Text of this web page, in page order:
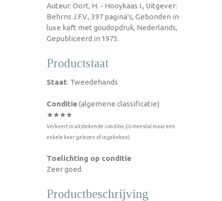
Auteur: Oort, H. - Hooykaas I., Uitgever:
Behrns J.F.V., 397 pagina's, Gebonden in
luxe kaft met goudopdruk, Nederlands,
Gepubliceerd in 1973.
Productstaat
Staat: Tweedehands
Conditie(algemene classificatie)
★★★★
Verkeert in uitstekende conditie (is meestal maar een
enkele keer gelezen of ingekeken)
Toelichting op conditie
Zeer goed.
Productbeschrijving